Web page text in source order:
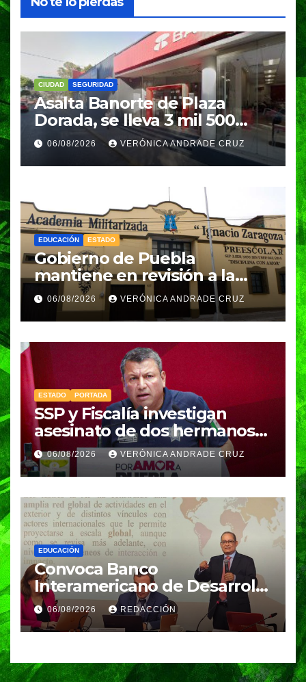
CIUDAD SEGURIDAD
Asalta Banorte de Plaza
Dorada, se lleva 3 mil 500
pesos
06/08/2026 VERÓNICA ANDRADE CRUZ
EDUCACIÓN ESTADO
Gobierno de Puebla
mantiene en revisión a la
Academia Militarizada para
seguir operando: Armenta
06/08/2026 VERÓNICA ANDRADE CRUZ
ESTADO PORTADA
SSP y Fiscalía investigan
asesinato de dos hermanos
en Huixcolotla; refuerzan
seguridad en la Central de
Abasto
06/08/2026 VERÓNICA ANDRADE CRUZ
EDUCACIÓN
Convoca Banco
Interamericano de Desarrollo
a investigador BUAP para
análisis internacional
06/08/2026 REDACCIÓN